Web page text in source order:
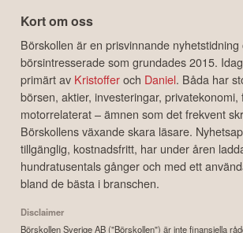
Kort om oss
Börskollen är en prisvinnande
börsintresserade som grundades 2015.
primärt av Kristofferoch Daniel. Båda har
börsen, aktier, investeringar,
motorrelaterat – ämnen som det frekvent
Börskollens växande skara läsare.
tillgänglig, kostnadsfritt, har under åren
hundratusentals gånger och med ett
bland de bästa i branschen.
Disclaimer
Börskollen Sverige AB ("Börskollen") är inte finansiella